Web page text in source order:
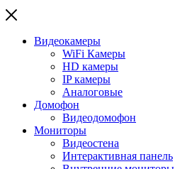
Видеокамеры
WiFi Камеры
HD камеры
IP камеры
Аналоговые
Домофон
Видеодомофон
Мониторы
Видеостена
Интерактивная панель